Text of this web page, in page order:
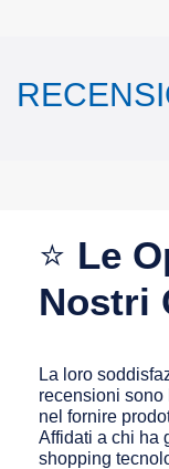
⭐ Le
Nostri
La loro
recensioni
nel fornire
Affidati a chi ha
shopping